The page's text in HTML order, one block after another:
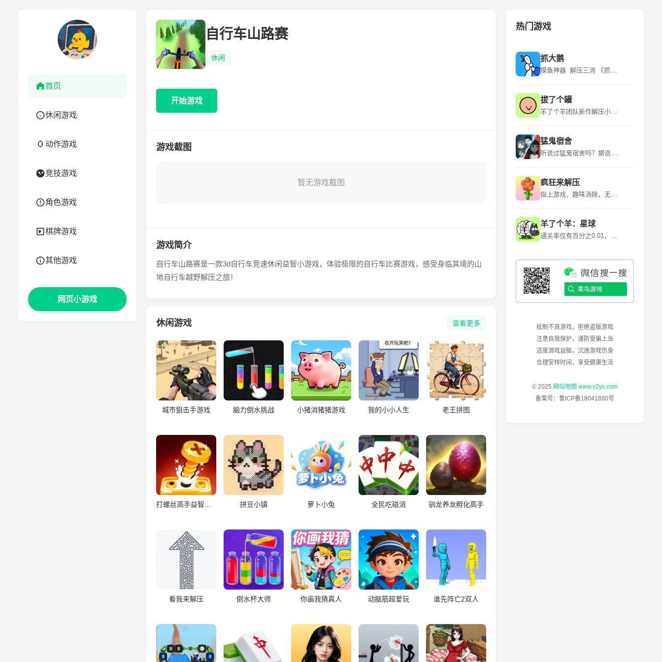
首页
休闲游戏
动作游戏
竞技游戏
角色游戏
棋牌游戏
其他游戏
网页小游戏
自行车山路赛
休闲
开始游戏
游戏截图
暂无游戏截图
游戏简介
自行车山路赛是一款3d自行车竞速休闲益智小游戏，体验极限的自行车比赛游戏，感受身临其境的山
地自行车越野解压之旅！
休闲游戏 查看更多
城市狙击手游戏 脑力倒水挑战 小猪消猪猪游戏 我的小小人生 老王拼图
拼豆小镇 萝卜小兔 全民吃碰消 驯龙养龙孵化高手
看我来解压 倒水杯大师 你画我猜真人 动脑筋超爱玩 谁先阵亡2双人
热门游戏
抓大鹅
摸鱼神器 解压三消 《抓大鹅》是青岛蓝飞互娱科技股份有限公司推出的一款休闲益智类型的游戏，该游戏平台为微信小程序，适应年龄为18+，游戏语言为中文，于2024年3月6日发行。 《抓大鹅》游戏有很多玩法，在游玩的时候是可以自由的选择自己比较喜欢的关卡的。游戏的流程是看到出现的物品时就可以直接开始点击，用户通过“购物篮子”特定背景下，找到三个一样的物品将其消除。游玩的时候遇到比较困难的地方的时候是可以点击提示的，让玩家能够获得关键的线索。 该游戏的特点是玩法众多、超多关卡、实时排名、操作简单。
拔了个罐
羊了个羊团队新作解压小游戏！~ 《拔了个罐》是一款以拔罐为主题的休闲益智小游戏，游戏融合了“拧螺丝”玩法，玩家需要将杂乱摆放的罐罐放置到对应颜色的客人身上，凑齐三个即可消除，完成关卡挑战。游戏中还有丰富的装扮、舞蹈等元素，为玩家带来全新的游戏体验。 《拔了个罐》是简游互娱推出的一款小游戏，继承了“羊了个羊”的美术风格，玩法上融合了时下火爆全球的“拧螺丝”，上线首日即空降微信小游戏榜第23名。游戏以拔罐为主题，结合了除湿气等热门话题，引发玩家情感共鸣。
猛鬼宿舍
听说过猛鬼宿舍吗？据说那里有宝藏，快去吧 《猛鬼宿舍》是一款2D塔防小游戏。游戏中玩家需躲避猎梦者的追捕，寻找适合自己的宿舍躲避，并发展经济建造炮台，抵御猎梦者。游戏中玩家只可以在房间中的空地板上进行建造，玩家点击空地板后，出现建筑菜单。游戏中玩家需要根据自己当前的经济选择性建造建筑，发现一条符合自己发展的道路。玩家需要将猎梦者猎梦者击败或者抵御至天亮方可获胜，反之猎梦者抓到玩家则玩家失败。 欢迎大家下载~如果有什么好的想法和建议还有期待，也欢迎大家在评论区留言哦！ 后续可能的计划： 启用昼夜模式/开发自走棋类淘汰玩法/开发多人合作闯关玩法/推出猛鬼视角/推出非对称对抗玩法等等~
疯狂来解压
指上游戏，趣味消除，无限解压！ 《疯狂来解压》是一款以解压为主题的益智类手游，它提供了多种有趣的解压方式，如挤压泡泡、切割肥皂、整理物品等，让玩家在轻松愉快的氛围中释放压力。游戏画面精美，色彩丰富，音效逼真，为玩家带来沉浸式的解压体验。 《疯狂来解压》是一款充满创意和挑战的休闲游戏，它结合了多种解压元素和趣味关卡，让玩家在享受解压乐趣的同时，也能锻炼自己的逻辑思维和反应能力。游戏操作简单易上手，适合所有年龄段的玩家，是放松心情、消磨时间的绝佳选择。
羊了个羊：星球
通关率仅有百分之0.01，快来挑战！~ 《羊了个羊》是一款卡通背景消除闯关游戏，游戏利用各种道具和提示来消除每一个关卡当中的障碍和陷阱。 《羊了个羊》是由北京简游科技有限公司开发的一款休闲益智类微信小程序游戏，于2022年6月13日正式上线。其核心玩法是通过消除关卡中的障碍和陷阱来通关，但第二关的难度极高，通关率仅为0.1%左右。
抵制不良游戏，拒绝盗版游戏
注意自我保护，谨防受骗上当
适度游戏益脑，沉迷游戏伤身
合理安排时间，享受健康生活
© 2025 网站地图 www.v2yx.com
备案号： 鲁ICP备18041880号